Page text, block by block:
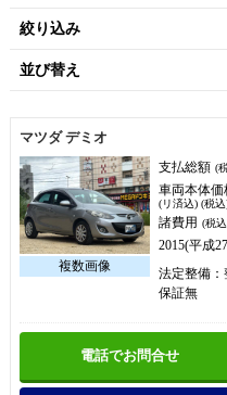
絞り込み
並び替え
マツダ デミオ
支払総額 (
車両本体価
(リ済込) (税込
諸費用 (税
2015(平成
法定整備：
保証無
電話でお問合せ